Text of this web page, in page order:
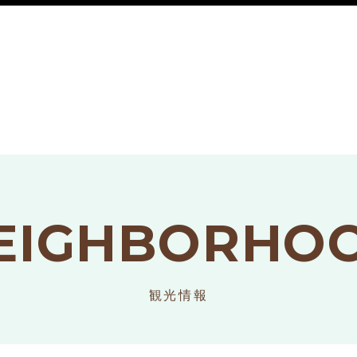
観光情報